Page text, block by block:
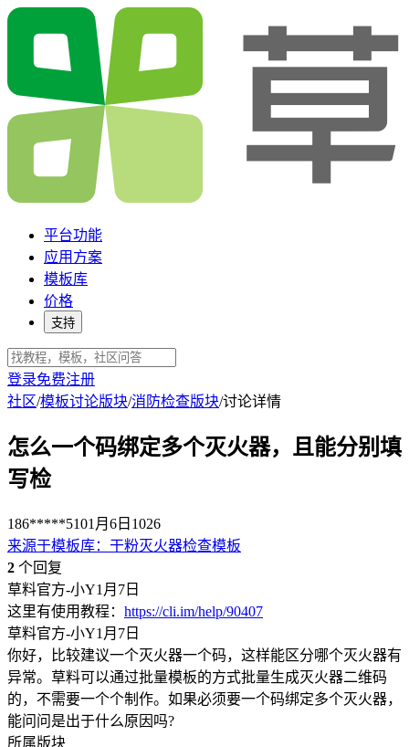
平台功能
应用方案
模板库
价格
支持
登录免费注册
社区/模板讨论版块/消防检查版块/讨论详情
怎么一个码绑定多个灭火器，且能分别填
写检
186*****5101月6日 1026
来源于模板库： 干粉灭火器检查模板
2 个回复
草料官方-小Y1月7日
这里有使用教程： https://cli.im/help/90407
草料官方-小Y1月7日
你好，比较建议一个灭火器一个码，这样能区分哪个灭火器有
异常。草料可以通过批量模板的方式批量生成灭火器二维码
的，不需要一个个制作。如果必须要一个码绑定多个灭火器，
能问问是出于什么原因吗?
所属版块